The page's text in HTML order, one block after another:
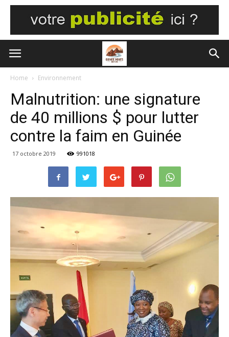
Home Environnement
Malnutrition: une signature
de 40 millions $ pour lutter
contre la faim en Guinée
17 octobre 2019 991018